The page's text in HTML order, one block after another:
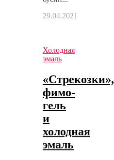
29.04.2021
Холодная
эмаль
«Стрекозки»,
фимо-
гель
и
холодная
эмаль